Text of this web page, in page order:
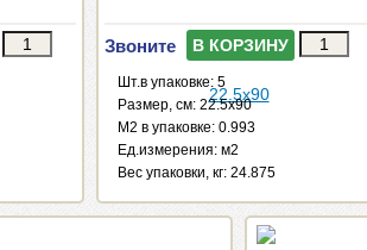
Звоните В КОРЗИНУ
Шт.в упаковке: 5
Размер, см: 22.5x90
М2 в упаковке: 0.993
Ед.измерения: м2
Веc упаковки, кг: 24.875